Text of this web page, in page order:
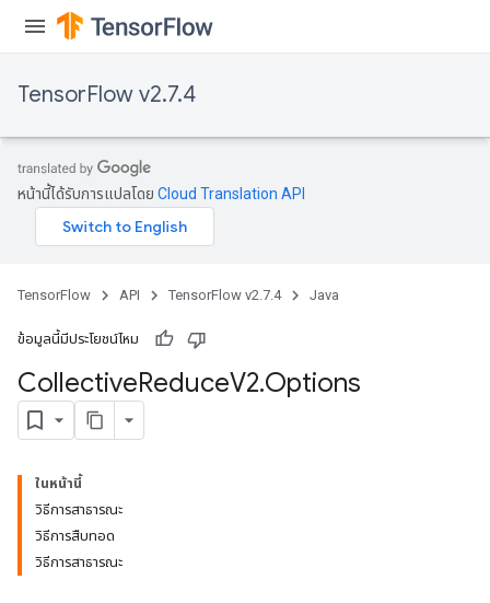
TensorFlow v2.7.4
หน้านี้ได้รับการแปลโดย Cloud Translation API
TensorFlow API TensorFlow v2.7.4 Java
ข้อมูลนี้มีประโยชน์ไหม
CollectiveReduceV2.Options
ในหน้านี้
วิธีการสาธารณะ
วิธีการสืบทอด
วิธีการสาธารณะ